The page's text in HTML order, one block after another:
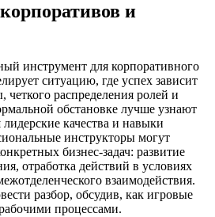
и
инструмент для корпоративного
ситуацию, где успех зависит
распределения ролей и
обстановке лучше узнают
качества и навыки
инструкторы могут
бизнес-задач: развитие
отработка действий в условиях
взаимодействия.
разбор, обсудив, как игровые
процессами.